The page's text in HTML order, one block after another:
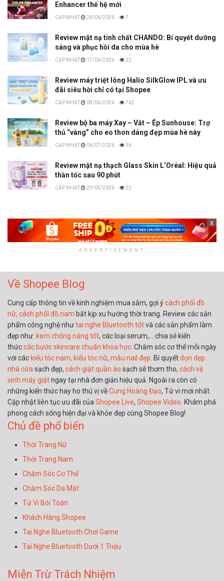
Enhancer thế hệ mới
24/06/2026 7
Review mặt nạ tinh chất CHANDO: Bí quyết dưỡng
sáng và phục hồi da cho mùa hè
17/06/2026 22
Review máy triệt lông Halio SilkGlow IPL và ưu
đãi siêu hời chỉ có tại Shopee
08/06/2026 762
Review bộ ba máy Xay – Vắt – Ép Sunhouse: Trợ
thủ “vàng” cho eo thon dáng đẹp mùa hè này
06/07/2026 36
Review mặt nạ thạch Glass Skin L’Oréal: Hiệu quả
thần tốc sau 90 phút
29/05/2026 22
x
ADVERTISEMENT
Về Shopee Blog
Cung cấp thông tin về kinh nghiệm mua sắm, gợi ýcách phối đồ
nữ, cách phối đồ nam bắt kịp xu hướng thời trang. Review các sản
phẩm công nghệ nhưtai nghe Bluetooth tốtvà các sản phẩm làm
đẹp như: kem chống nắng tốt, các loại serum,… chia sẻ kiến
thứccác bước skincare chuẩn khoa học . Chăm sóc cơ thể mỗi ngày
với các kiểu tóc nam, kiểu tóc nữ, mẫu nail đẹp . Bí quyếtdọn dẹp
nhà cửa sạch đẹp, cách giặt quần áo sạch sẽ thơm tho, cách vệ
sinh máy giặtngay tại nhà đơn giản hiệu quả. Ngoài ra còn có
những kiến thức hay ho thú vị vềCung Hoàng Đạo, Tử vi mới nhất.
Cập nhật liên tục ưu đãi của Shopee Live, Shopee Video . Khám phá
phong cách sống hiện đại và khỏe đẹp cùng Shopee Blog!
Chủ đề phổ biến
Thời Trang Nữ
Thời Trang Nam
Chăm Sóc Cơ Thể
Chăm Sóc Da Mặt
Tử Vi Bói Toán
Khách Hàng Shopee
Tai Nghe Bluetooth Chơi Game
Tai Nghe Bluetooth Dưới 1 Triệu
Miễn Trừ Trách Nhiệm